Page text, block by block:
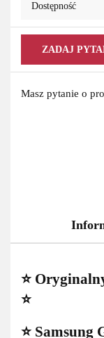
Dostępność
ZADAJ
Masz pytanie o
⭐
⭐
⭐ Samsung